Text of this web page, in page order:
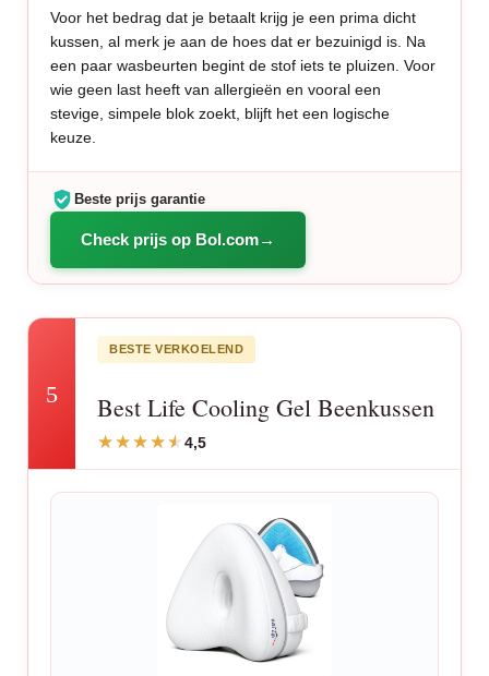
Voor het bedrag dat je betaalt krijg je een prima dicht
kussen, al merk je aan de hoes dat er bezuinigd is. Na
een paar wasbeurten begint de stof iets te pluizen. Voor
wie geen last heeft van allergieën en vooral een
stevige, simpele blok zoekt, blijft het een logische
keuze.
Beste prijs garantie
Check prijs op Bol.com
5
BESTE VERKOELEND
Best Life Cooling Gel Beenkussen
4,5